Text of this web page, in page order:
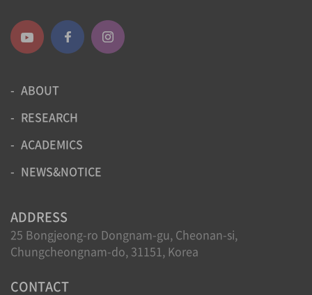
ABOUT
RESEARCH
ACADEMICS
NEWS&NOTICE
ADDRESS
25 Bongjeong-ro Dongnam-gu, Cheonan-si,
Chungcheongnam-do, 31151, Korea
CONTACT